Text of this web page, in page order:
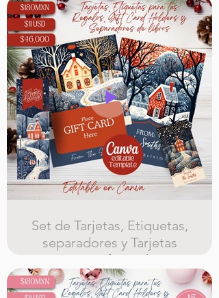
15 diferentes etiquetas para regalos,
15 separadores de libros, 15
tarjetas navideñas, y 15 tarjetas
para gift cards todas con su plantilla
de canva editable , hay que saber
usar canva para usar este kit
Set de Tarjetas, Etiquetas,
separadores y Tarjetas
para gift Cards
12 diferentes etiquetas para regalos,
12 separadores de libros, 15